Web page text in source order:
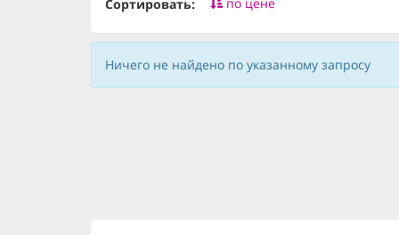
Сортировать:
Ничего не найдено по указанному запросу